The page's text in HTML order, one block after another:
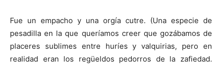
Fue un empacho y una orgía cutre. (Una especie de
pesadilla en la que queríamos creer que gozábamos de
placeres sublimes entre huríes y valquirias, pero en
realidad eran los regüeldos pedorros de la zafiedad.